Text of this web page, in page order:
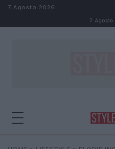
Salta al contenuto
7 Agosto 2026
7 Agosto